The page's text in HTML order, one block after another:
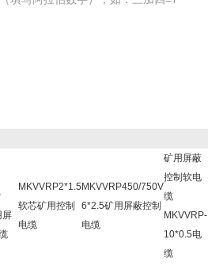
屏
MKVVRP2*1.5
软芯矿用控制
电缆
MKVVRP450/750V
6*2.5矿用屏蔽控制
电缆
矿用屏蔽
控制软电
缆
MKVVRP-
10*0.5电
缆